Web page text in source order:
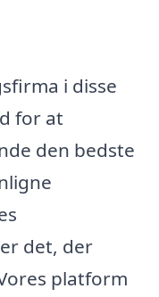
i disse
for at
den bedste
det, der
platform